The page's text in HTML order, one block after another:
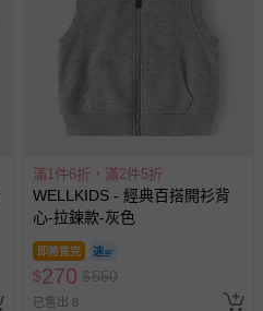
滿1件6折，滿2件5折
WELLKIDS - 經典百搭開衫背
心-拉鍊款-灰色
即將售完
$270 $550
已售出 8